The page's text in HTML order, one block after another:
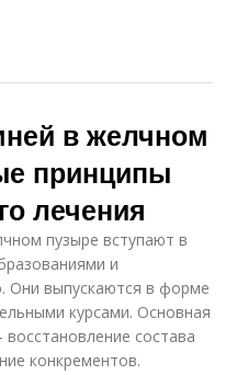
в желчном
принципы
лечения
пузыре вступают в
и
Они выпускаются в форме
курсами. Основная
состава
конкрементов.